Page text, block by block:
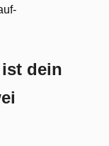
dein